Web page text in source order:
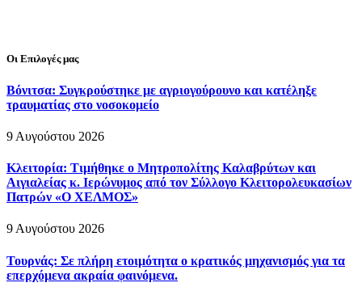
Οι Επιλογές μας
Βόνιτσα: Συγκρούστηκε με αγριογούρουνο και κατέληξε
τραυματίας στο νοσοκομείο
9 Αυγούστου 2026
Κλειτορία: Τιμήθηκε ο Μητροπολίτης Καλαβρύτων και
Αιγιαλείας κ. Ιερώνυμος από τον Σύλλογο Κλειτορολευκασίων
Πατρών «Ο ΧΕΛΜΟΣ»
9 Αυγούστου 2026
Τουρνάς: Σε πλήρη ετοιμότητα ο κρατικός μηχανισμός για τα
επερχόμενα ακραία φαινόμενα.